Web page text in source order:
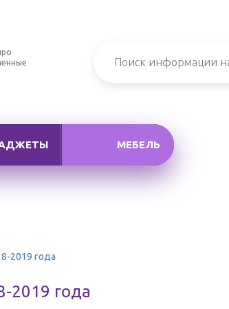
МЕБЕЛЬ
2019 года
2019 года